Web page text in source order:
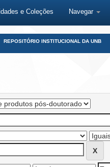
e Coleções Navegar
REPOSITÓRIO INSTITUCIONAL DA UNB